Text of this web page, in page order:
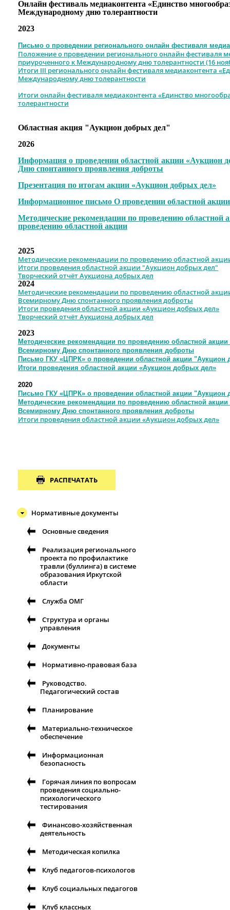
Онлайн фестиваль медиаконтента «Единство
Международному дню толерантности
2023
Письмо о проведении регионального онлайн фестиваля
Положение о проведении регионального онлайн фестиваля
приуроченного к Международному дню толерантности (16
Итоги III регионального онлайн фестиваля медиаконтента
Международному дню толерантности
Итоги онлайн фестиваля медиаконтента «Единство
толерантности
Областная акция "Аукцион добрых дел"
2026
Информация о проведении областной акции «Аукцион
Дню спонтанного проявления доброты
Презентация по итогам акции «Аукцион добрых дел»
Информационное письмо О проведении областной
Методические рекомендации по проведению областной
проведению областной акции
2025
Методические рекомендации по проведению областной
Итоги проведения областной акции "Аукцион добрых дел"
Творческий отчёт Аукциона добрых дел
2024
Методические рекомендации по проведению областной
Всемирному Дню спонтанного проявления доброты
Итоги проведения областной акции «Аукцион добрых дел»
Творческий отчёт Аукциона добрых дел
2023
Методические рекомендации по проведению областной
Всемирному Дню спонтанного проявления доброты
Письмо ГКУ «ЦПРК» о проведении областной акции "Аукцион
Итоги проведения областной акции «Аукцион добрых дел»
2020
Письмо ГКУ «ЦПРК» о проведении областной акции "Аукцион
Методические рекомендации по проведению областной
Всемирному Дню спонтанного проявления доброты
Итоги проведения областной акции «Аукцион добрых дел»
РАСПЕЧАТАТЬ
Нормативные документы
Основные сведения
Реализация регионального
проекта по профилактике
травли (буллинга) в системе
образования Иркутской
области
Служба ОМГ
Структура и органы
управления
Документы
Нормативно-правовая база
Руководство.
Педагогический состав
Планирование
Материально-техническое
обеспечение
Информационная
безопасность
Горячая линия по вопросам
проведения социально-
психологического
тестирования
Финансово-хозяйственная
деятельность
Методическая копилка
Клуб педагогов-психологов
Клуб социальных педагогов
Клуб классных